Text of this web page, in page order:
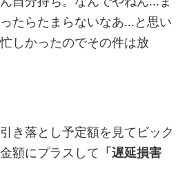
たらたまらないなあ…と思い
しかったのでその件は放
き落とし予定額を見てビック
額にプラスして 「遅延損害